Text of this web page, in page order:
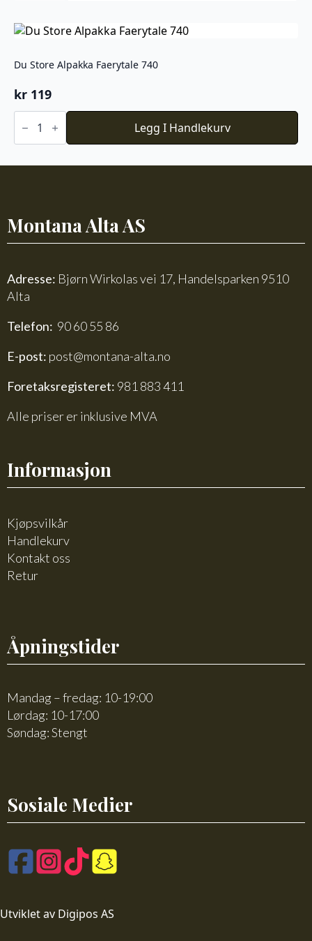
antall
Du Store Alpakka Faerytale 740
kr 119
Du
Store
Faerytale
Legg I Handlekurv
Montana Alta AS
Adresse: Bjørn Wirkolas vei 17, Handelsparken 9510
Alta
Telefon: 90 60 55 86
E-post: post@montana-alta.no
Foretaksregisteret: 981 883 411
Alle priser er inklusive MVA
Informasjon
Kjøpsvilkår
Handlekurv
Kontakt oss
Retur
Åpningstider
Mandag – fredag: 10-19:00
Lørdag: 10-17:00
Søndag: Stengt
Sosiale Medier
Utviklet av Digipos AS